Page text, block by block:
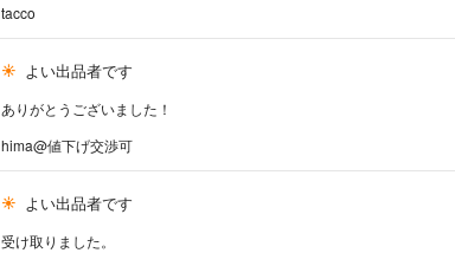
tacco
よい出品者です
ありがとうございました！
hima@値下げ交渉可
よい出品者です
受け取りました。